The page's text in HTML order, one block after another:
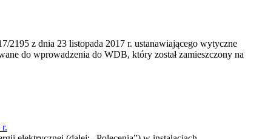
z dnia 23‍ listopada 2017 r. ustanawiającego wytyczne
do wprowadzenia do WDB, który został zamieszczony na